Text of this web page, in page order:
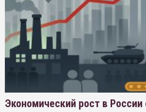
Экономический рост в России